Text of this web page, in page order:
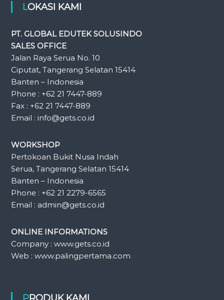
LOKASI KAMI
PT. GLOBAL EDUTEK SOLUSINDO
SALES OFFICE
Jalan Raya Serua No. 10
Ciputat, Tangerang Selatan 15414
Banten – Indonesia
Phone : +62 21 7447-889
Fax : +62 21 7447-889
Email : info@gets.co.id
WORKSHOP
Pertokoan Bukit Nusa Indah
Serua, Tangerang Selatan 15414
Banten – Indonesia
Phone : +62 21 2279-6565
Email : admin@gets.co.id
ONLINE INFORMATIONS
Company : www.gets.co.id
Web : www.palingpertama.com